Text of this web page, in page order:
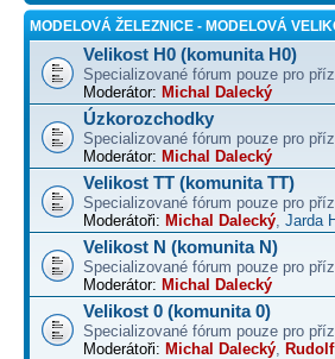
MODELOVÁ ŽELEZNICE - MODELOVÁ
Velikost H0 (komunita H0)
Specializované fórum pouze pro
Moderátor: Michal Dalecký
Úzkorozchodky
Specializované fórum pouze pro
Moderátor: Michal Dalecký
Velikost TT (komunita TT)
Specializované fórum pouze pro
Moderátoři: Michal Dalecký, Jarda
Velikost N (komunita N)
Specializované fórum pouze pro
Moderátor: Michal Dalecký
Velikost 0 (komunita 0)
Specializované fórum pouze pro
Moderátoři: Michal Dalecký, Rudolf